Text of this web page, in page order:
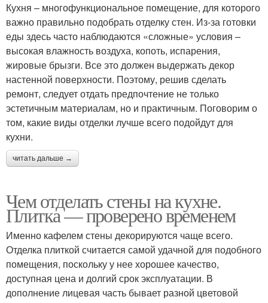
Кухня – многофункциональное помещение, для которого
важно правильно подобрать отделку стен. Из-за готовки
еды здесь часто наблюдаются «сложные» условия –
высокая влажность воздуха, копоть, испарения,
жировые брызги. Все это должен выдержать декор
настенной поверхности. Поэтому, решив сделать
ремонт, следует отдать предпочтение не только
эстетичным материалам, но и практичным. Поговорим о
том, какие виды отделки лучше всего подойдут для
кухни.
читать дальше →
Чем отделать стены на кухне.
Плитка — проверено временем
Именно кафелем стены декорируются чаще всего.
Отделка плиткой считается самой удачной для подобного
помещения, поскольку у нее хорошее качество,
доступная цена и долгий срок эксплуатации. В
дополнение лицевая часть бывает разной цветовой